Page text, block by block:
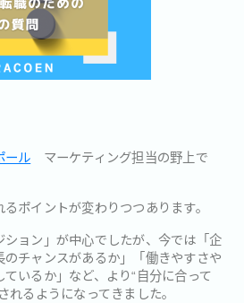
ール マーケティング担当の野上で
ポイントが変わりつつあります。
ョン」が中心でしたが、今では「企
チャンスがあるか」「働きやすさや
いるか」など、より“自分に合って
れるようになってきました。